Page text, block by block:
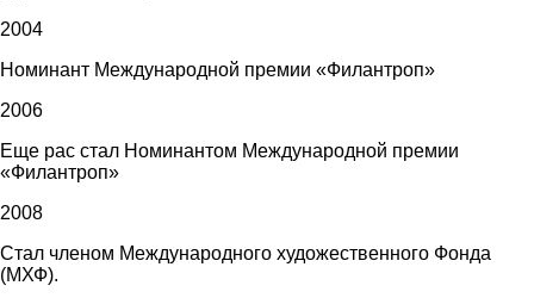
2004
Номинант Международной премии «Филантроп»
2006
Еще рас стал Номинантом Международной премии
«Филантроп»
2008
Стал членом Международного художественного Фонда
(МХФ).